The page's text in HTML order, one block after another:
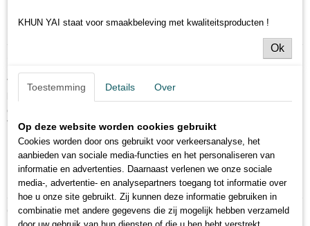
Specificaties
Voor de echte kenner is dit de saus die het gerecht naar een hoger niveau
een vlees- als vegetarische gerechten een aanrader. Healthy Boy Brand
Vegetarian Mushroom.
Deze sojasaus wordt tenminste 18 maanden natuurlijk gerijpt en is 3-
MCPD vrij.
Ook interessant
KHUN YAI staat voor smaakbeleving met kwaliteitsproducten !
Ok
Toestemming Details Over
Op deze website worden cookies gebruikt
Cookies worden door ons gebruikt voor verkeersanalyse, het
aanbieden van sociale media-functies en het personaliseren van
informatie en advertenties. Daarnaast verlenen we onze sociale
media-, advertentie- en analysepartners toegang tot informatie over
hoe u onze site gebruikt. Zij kunnen deze informatie gebruiken in
combinatie met andere gegevens die zij mogelijk hebben verzameld